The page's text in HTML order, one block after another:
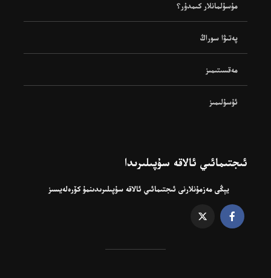
مۇسۇلمانلار كىمدۇر؟
پەتىۋا سوراڭ
مەقسىتىمىز
ئۇسۇلىمىز
ئىجتىمائىي ئالاقە سۇپىلىرىدا
يېڭى مەزمۇنلارنى ئىجتىمائىي ئالاقە سۇپىلىرىدىنمۇ كۆرەلەيسىز